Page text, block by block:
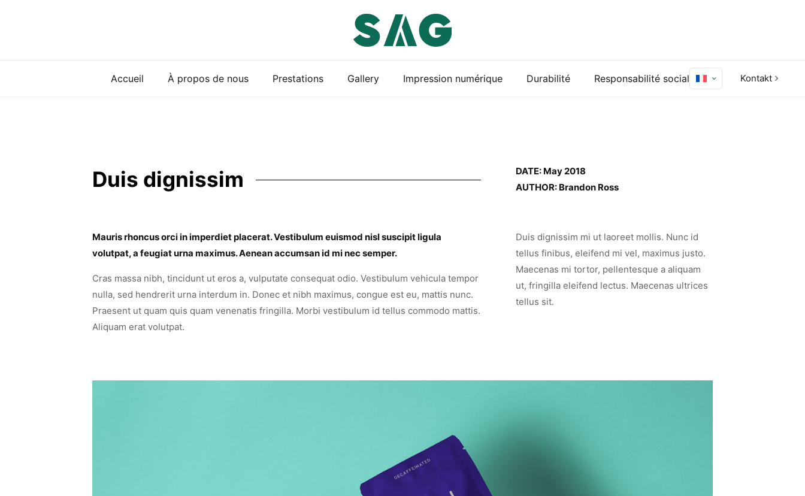
Accueil À propos de nous Prestations Gallery Impression numérique Durabilité Responsabilité sociale Kontakt
Duis dignissim
DATE: May 2018
AUTHOR: Brandon Ross
Mauris rhoncus orci in imperdiet placerat. Vestibulum euismod nisl suscipit ligula
volutpat, a feugiat urna maximus. Aenean accumsan id mi nec semper.
Cras massa nibh, tincidunt ut eros a, vulputate consequat odio. Vestibulum vehicula tempor
nulla, sed hendrerit urna interdum in. Donec et nibh maximus, congue est eu, mattis nunc.
Praesent ut quam quis quam venenatis fringilla. Morbi vestibulum id tellus commodo mattis.
Aliquam erat volutpat.
Duis dignissim mi ut laoreet mollis. Nunc id
tellus finibus, eleifend mi vel, maximus justo.
Maecenas mi tortor, pellentesque a aliquam
ut, fringilla eleifend lectus. Maecenas ultrices
tellus sit.